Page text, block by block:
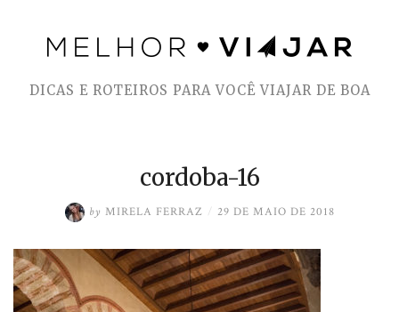
content
DICAS E ROTEIROS PARA VOCÊ VIAJAR DE BOA
cordoba-16
by MIRELA FERRAZ / 29 DE MAIO DE 2018